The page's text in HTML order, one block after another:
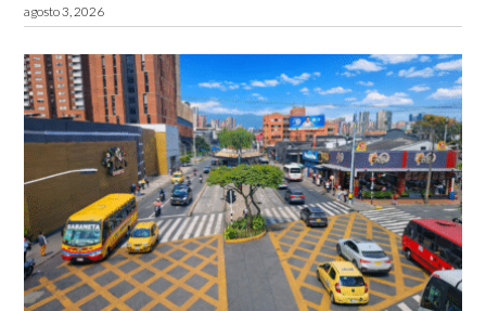
agosto 3, 2026